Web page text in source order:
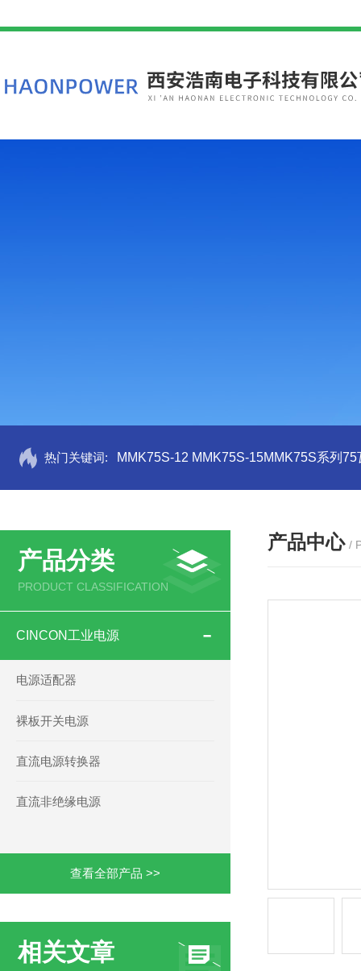
热门关键词: MMK75S-12 MMK75S-15MMK75S系列
产品分类
PRODUCT CLASSIFICATION
CINCON工业电源
电源适配器
裸板开关电源
直流电源转换器
直流非绝缘电源
查看全部产品 >>
相关文章
产品中心 /